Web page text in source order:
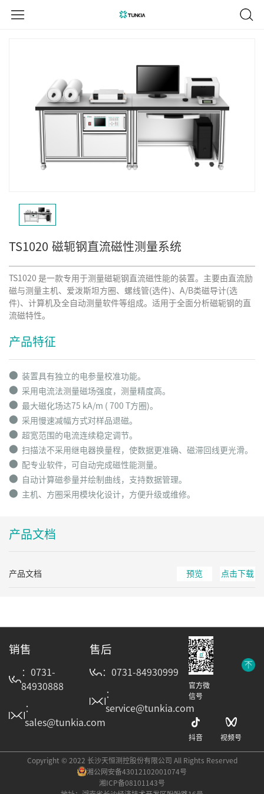
TS1020 磁轭钢直流磁性测量系统
TS1020 是一款专用于测量磁轭钢直流磁性能的装置。主要由直流励
磁与测量主机、爱泼斯坦方圈、螺线管(选件)、A/B类磁导计(选
件)、计算机及全自动测量软件等组成。适用于全面分析磁轭钢的直
流磁特性。
产品特征
⬤ 装置具有独立的电参量校准功能。
⬤ 采用电流法测量磁场强度，测量精度高。
⬤ 最大磁化场达75 kA/m ( 700 T方圈)。
⬤ 采用慢速减幅方式对样品退磁。
⬤ 超宽范围的电流连续稳定调节。
⬤ 扫描法不采用继电器换量程，使数据更准确、磁滞回线更光滑。
⬤ 配专业软件，可自动完成磁性能测量。
⬤
自动计算磁参量并绘制曲线，支持数据管理。
⬤ 主机、方圈采用模块化设计，方便升级或维修。
产品文档
产品文档 预览 点击下载
销售
：0731-
84930888
：
sales@tunkia.com
售后
：0731-84930999
：
service@tunkia.com
官方微
信号
抖音 视频号
Copyright © 2022 长沙天恒测控股份有限公司 All Rights Reserved
湘公网安备43012102001074号
湘ICP备08101143号